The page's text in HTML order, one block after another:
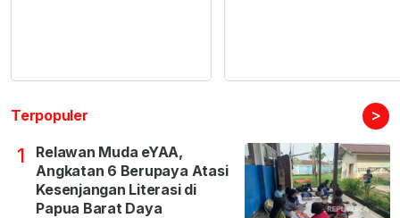
Terpopuler >
1
Relawan Muda eYAA,
Angkatan 6 Berupaya Atasi
Kesenjangan Literasi di
Papua Barat Daya